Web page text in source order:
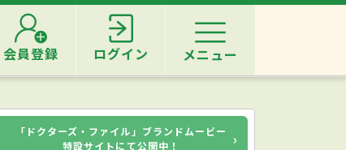
会員登録 ログイン メニュー
「ドクターズ・ファイル」ブランドムービー
特設サイトにて公開中！
›